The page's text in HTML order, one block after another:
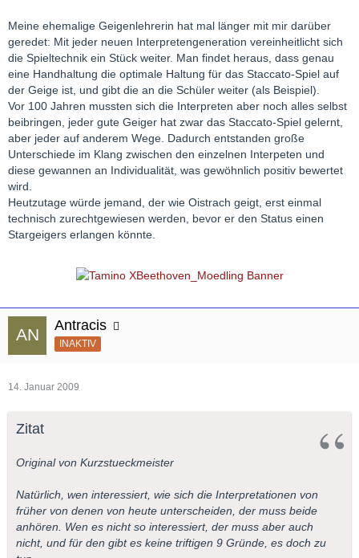
Meine ehemalige Geigenlehrerin hat mal länger mit mir darüber
geredet: Mit jeder neuen Interpretengeneration vereinheitlicht sich
die Spieltechnik ein Stück weiter. Man findet heraus, dass genau
eine Handhaltung die optimale Haltung für das Staccato-Spiel auf
der Geige ist, und gibt die an die Schüler weiter (als Beispiel).
Vor 100 Jahren mussten sich die Interpreten aber noch alles selbst
beibringen, jeder gute Geiger hat zwar das Staccato-Spiel gelernt,
aber jeder auf anderem Wege. Dadurch entstanden große
Unterschiede im Klang zwischen den einzelnen Interpeten und
diese gewannen an Individualität, was gewöhnlich positiv bewertet
wird.
Heutzutage würde jemand, der wie Oistrach geigt, erst einmal
technisch zurechtgewiesen werden, bevor er den Status einen
Stargeigers erlangen könnte.
Antracis
INAKTIV
14. Januar 2009
Zitat
Original von Kurzstueckmeister
Natürlich, wen interessiert, wie sich die Interpretationen von
früher von denen von heute unterscheiden, der muss beide
anhören. Wen es nicht so interessiert, der muss aber auch
nicht, und für den gibt es keine triftigen 9 Gründe, es doch zu